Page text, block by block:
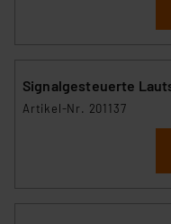
Signalgesteuerte
Artikel-Nr. 201137